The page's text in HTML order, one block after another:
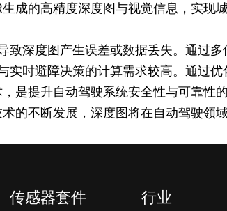
生成的高精度深度图与视觉信息，实现
致深度图产生误差或数据丢失。通过
实时避障决策的计算需求较高。通过
是提升自动驾驶系统安全性与可靠
的不断发展，深度图将在自动驾驶领
传感器套件 行业